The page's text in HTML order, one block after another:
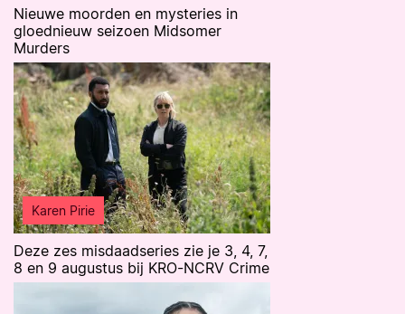
Nieuwe moorden en mysteries in
gloednieuw seizoen Midsomer
Murders
Karen Pirie
Deze zes misdaadseries zie je 3, 4, 7,
8 en 9 augustus bij KRO-NCRV Crime